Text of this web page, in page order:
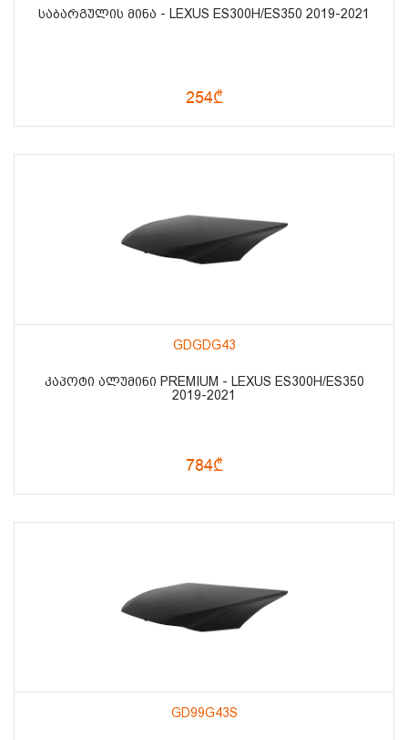
ᲡᲐᲑᲐᲠᲒᲣᲚᲘᲡ ᲛᲘᲜᲐ - LEXUS ES300H/ES350 2019-2021
254₾
GDGDG43
ᲙᲐᲞᲝᲢᲘ ᲐᲚᲣᲛᲘᲜᲘ PREMIUM - LEXUS ES300H/ES350
2019-2021
784₾
GD99G43S